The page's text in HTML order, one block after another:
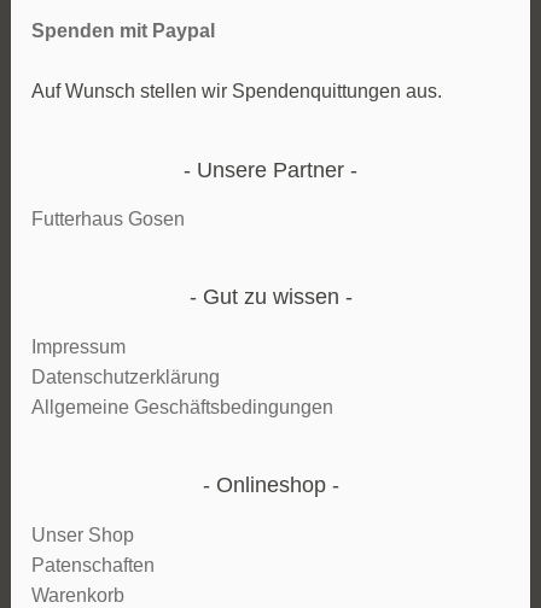
Spenden mit Paypal
Auf Wunsch stellen wir Spendenquittungen aus.
Unsere Partner
Futterhaus Gosen
Gut zu wissen
Impressum
Datenschutzerklärung
Allgemeine Geschäftsbedingungen
Onlineshop
Unser Shop
Patenschaften
Warenkorb